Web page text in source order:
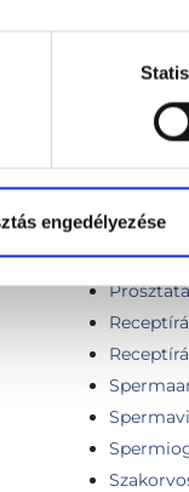
engedélyezése
PCA3